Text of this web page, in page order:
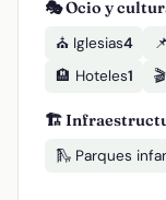
🎭 Ocio y
⛪ Iglesias4
🏨 Hoteles1
🏗️
🛝 Parques